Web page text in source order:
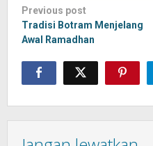
Post
navigation
Previous post
Tradisi Botram Menjelang
Awal Ramadhan